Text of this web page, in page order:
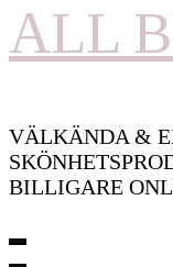
ALL
VÄLKÄNDA &
BILLIGARE